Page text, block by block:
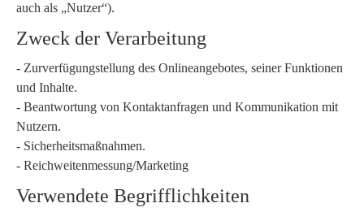
auch als „Nutzer“).
Zweck der Verarbeitung
- Zurverfügungstellung des Onlineangebotes, seiner Funktionen
und Inhalte.
- Beantwortung von Kontaktanfragen und Kommunikation mit
Nutzern.
- Sicherheitsmaßnahmen.
- Reichweitenmessung/Marketing
Verwendete Begrifflichkeiten